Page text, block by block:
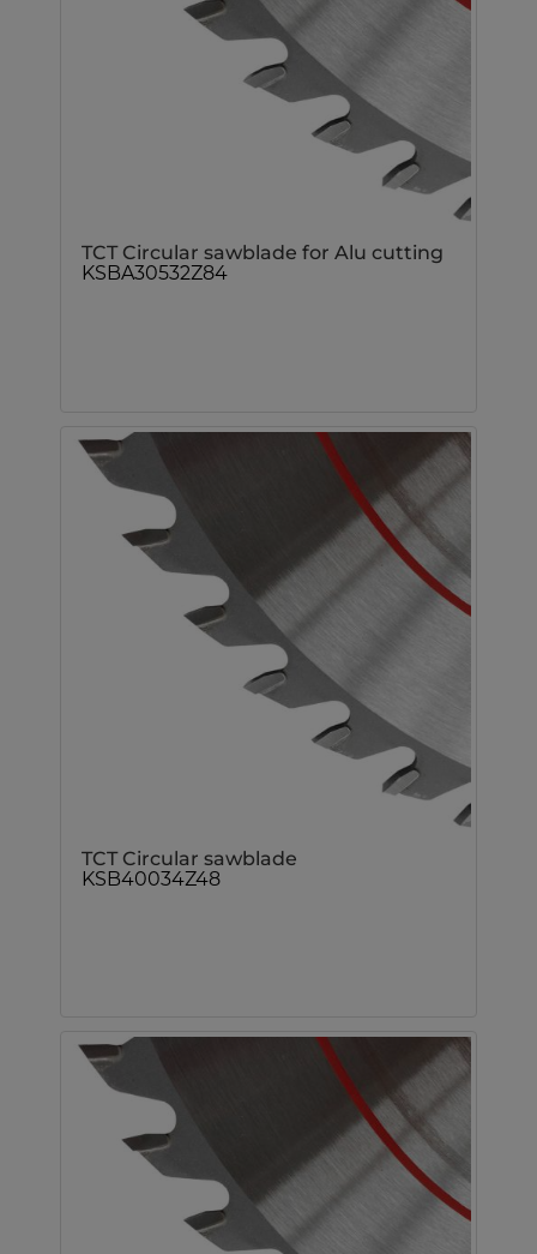
TCT Circular sawblade for Alu cutting
KSBA30532Z84
TCT Circular sawblade
KSB40034Z48